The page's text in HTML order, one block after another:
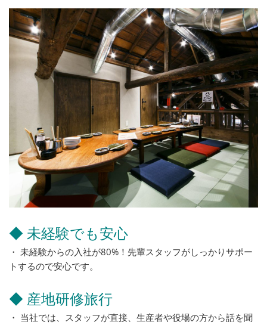
◆ 未経験でも安心
・ 未経験からの入社が80%！先輩スタッフがしっかりサポー
トするので安心です。
◆ 産地研修旅行
・ 当社では、スタッフが直接、生産者や役場の方から話を聞